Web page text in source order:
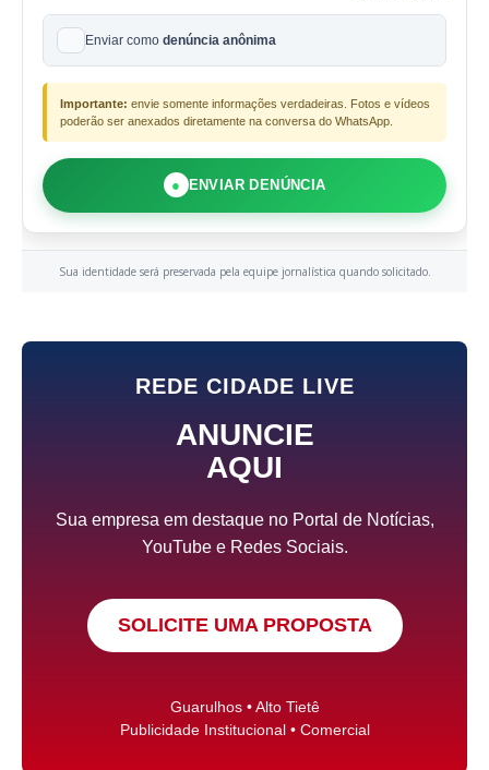
Enviar como denúncia anônima
Importante: envie somente informações verdadeiras. Fotos e vídeos
poderão ser anexados diretamente na conversa do WhatsApp.
● ENVIAR DENÚNCIA
Sua identidade será preservada pela equipe jornalística quando solicitado.
REDE CIDADE LIVE
ANUNCIE
AQUI
Sua empresa em destaque no Portal de Notícias,
YouTube e Redes Sociais.
SOLICITE UMA PROPOSTA
Guarulhos • Alto Tietê
Publicidade Institucional • Comercial